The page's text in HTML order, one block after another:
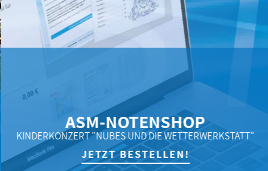
ASM-NOTENSHOP
KINDERKONZERT "NUBES UND DIE WETTERWERKSTATT"
JETZT BESTELLEN!